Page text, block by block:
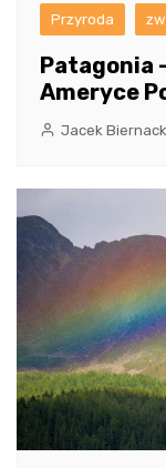
Przyroda
Patagonia
Ameryce
Jacek